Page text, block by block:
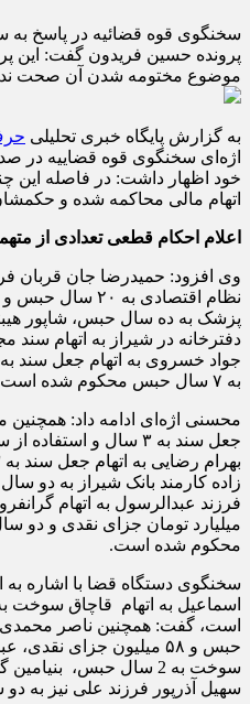
سخنگوی قوه قضائیه در پاسخ
پرونده حسین فریدون گفت: این
موضوع مختومه شدن آن صحت
به گزارش پایگاه خبری تحلیلی
اژه‌ای سخنگوی قوه قضاییه
خود اظهار داشت: در فاصله این
اتهام مالی محاکمه شده و
اعلام احکام قطعی تعدادی از
وی افزود: حمیدرضا جان قربان
پزشک به ده سال حبس، شاپور
به ۷ سال حبس محکوم شده است.
محسنی اژه‌ای ادامه داد: همچنین
زاده کارمند بانک شیراز به دو
میلیارد تومان جزای نقدی و دو
محکوم شده است.
سخنگوی دستگاه قضا با اشاره به
حبس و ۵۸ میلیون جزای
سوخت به 2 سال حبس،
سهیل آذرپور فرزند علی نیز به